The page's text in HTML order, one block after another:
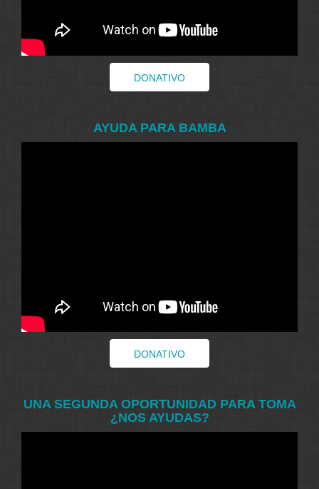
DONATIVO
AYUDA PARA BAMBA
DONATIVO
UNA SEGUNDA OPORTUNIDAD PARA TOMA
¿NOS AYUDAS?